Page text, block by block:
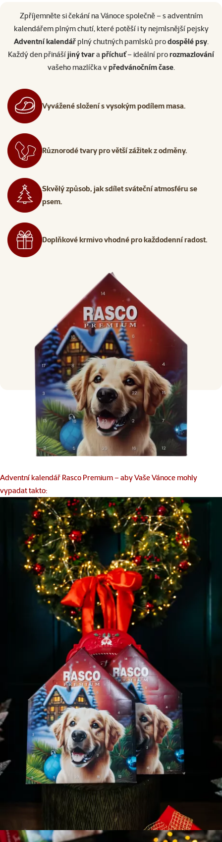
Zpříjemněte si čekání na Vánoce společně – s adventním
kalendářem plným chutí, které potěší i ty nejmlsnější pejsky
Adventní kalendářplný chutných pamlsků prodospělé psy.
Každý den přinášíjiný tvarapříchuť– ideální prorozmazlování
vašeho mazlíčka vpředvánočním čase.
Vyvážené složení s vysokým podílem masa.
Různorodé tvary pro větší zážitek z odměny.
Skvělý způsob, jak sdílet sváteční atmosféru se
psem.
Doplňkové krmivo vhodné pro každodenní radost.
Adventní kalendář Rasco Premium – aby Vaše Vánoce mohly
vypadat takto: